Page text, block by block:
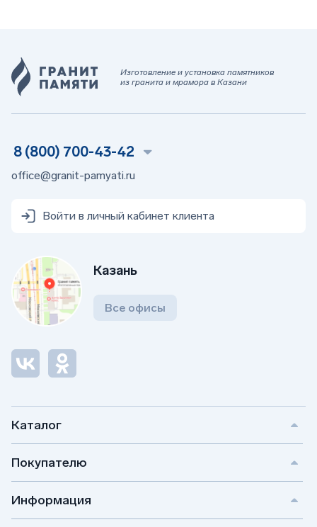
Изготовление и установка памятников
из гранита и мрамора в Казани
Каталог
Покупателю
Информация
8 (800) 700-43-42
office@granit-pamyati.ru
Войти в личный кабинет клиента
Казань
Все офисы